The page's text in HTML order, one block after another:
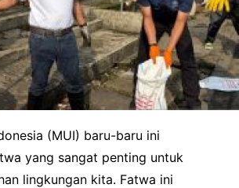
(MUI) baru-baru ini
yang sangat penting untuk
lingkungan kita. Fatwa ini